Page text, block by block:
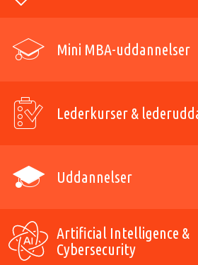
Mini MBA-uddannelser
Lederkurser &
Uddannelser
Artificial Intelligence &
Cybersecurity